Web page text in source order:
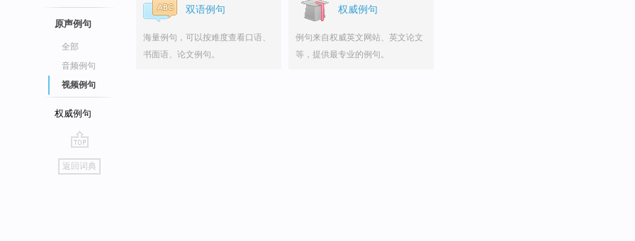
原声例句
全部
音频例句
视频例句
权威例句
go
top
返回词典
双语例句
海量例句，可以按难度查看口语、
书面语、论文例句。
权威例句
例句来自权威英文网站、英文论文
等，提供最专业的例句。